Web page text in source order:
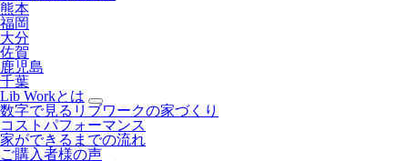
熊本
福岡
大分
佐賀
鹿児島
千葉
Lib Workとは
数字で見るリブワークの家づくり
コストパフォーマンス
家ができるまでの流れ
ご購入者様の声